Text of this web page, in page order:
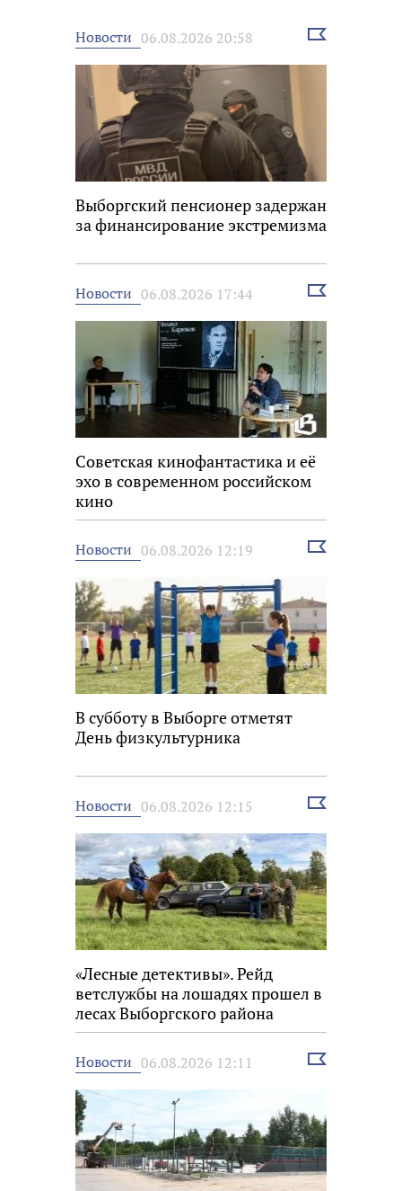
Новости 06.08.2026 20:58
Выбрать
Выборгский пенсионер задержан
за финансирование экстремизма
Новости 06.08.2026 17:44
Выбрать
Советская кинофантастика и её
эхо в современном российском
кино
Новости 06.08.2026 12:19
Выбрать
В субботу в Выборге отметят
День физкультурника
Новости 06.08.2026 12:15
Выбрать
«Лесные детективы». Рейд
ветслужбы на лошадях прошел в
лесах Выборгского района
Новости 06.08.2026 12:11
Выбрать